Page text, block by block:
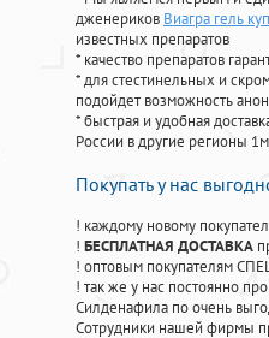
дженериков Виагра гель
известных препаратов
* качество препаратов
* для стестинельных и
подойдет возможность
* быстрая и удобная
России в другие регионы
Покупать у нас
! каждому новому
! БЕСПЛАТНАЯ ДОСТАВКА
! оптовым покупателям
! так же у нас постоянно
Силденафила по очень
Cотрудники нашей фирмы